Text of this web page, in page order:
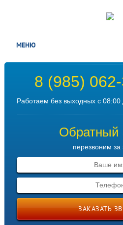
МЕНЮ
8 (985)
Работаем без выходных с 08:00
Обратный
перезвоним за
ЗАКАЗАТЬ